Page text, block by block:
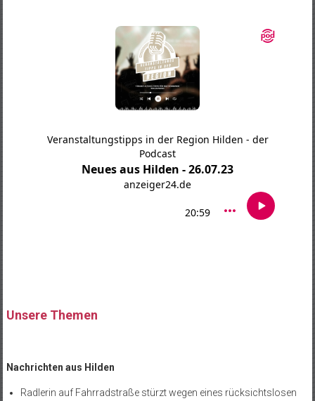
Unsere Themen
Nachrichten aus Hilden
Radlerin auf Fahrradstraße stürzt wegen eines rücksichtslosen